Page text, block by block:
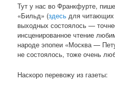
Тут у нас во Франкфурте,
«Бильд» (здесь для читающих
выходных состоялось —
инсценированное чтение
народе эпопеи «Москва —
не состоялось, тоже очень
Наскоро перевожу из газеты: